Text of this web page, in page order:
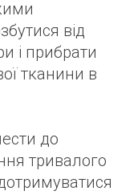
від
і прибрати
тканини в
до
тривалого